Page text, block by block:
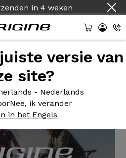
in 4 weken
versie van
site?
- Nederlands
Nee, ik verander
in het Engels
4 5 >>>